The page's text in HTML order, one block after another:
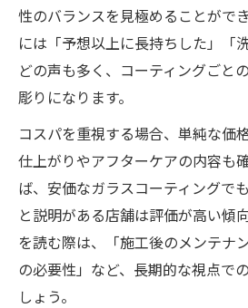
性のバランスを見極めることがで
には「予想以上に長持ちした」「
どの声も多く、コーティングごと
彫りになります。
コスパを重視する場合、単純な価
仕上がりやアフターケアの内容も
ば、安価なガラスコーティングで
と説明がある店舗は評価が高い傾
を読む際は、「施工後のメンテナ
の必要性」など、長期的な視点で
しょう。